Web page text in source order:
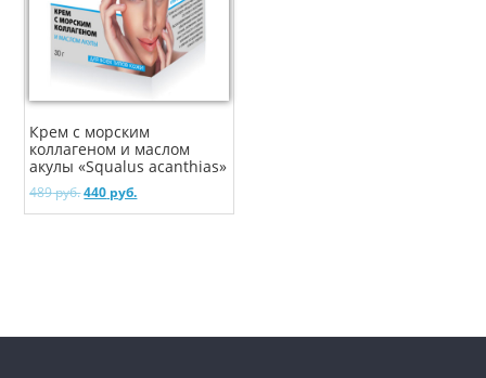
Крем с морским
коллагеном и маслом
акулы «Squalus acanthias»
489руб.440 руб.